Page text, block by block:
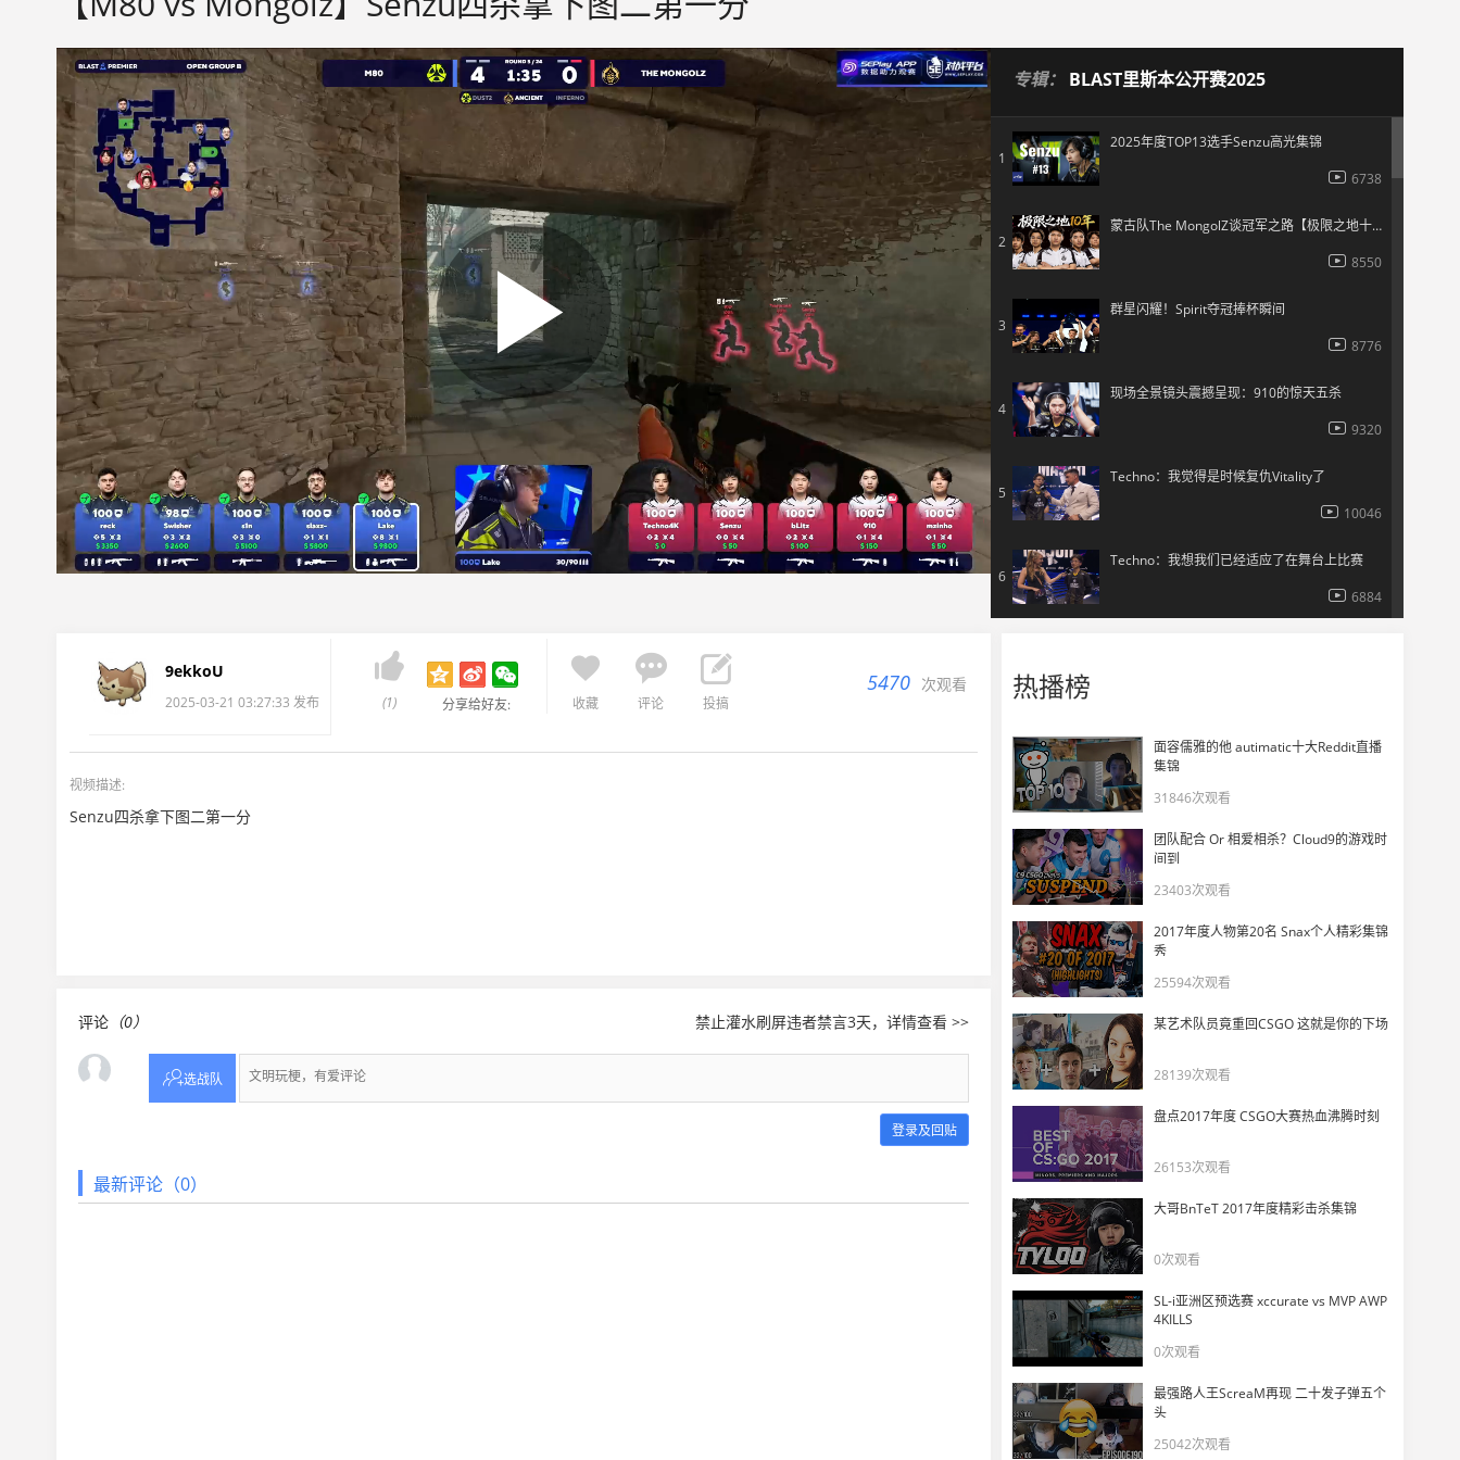
专辑： BLAST里斯本公开赛2025
1
2025年度TOP13选手Senzu高光集锦
6738
2
蒙古队The MongolZ谈冠军之路【极限之地十年】
8550
3
群星闪耀！Spirit夺冠捧杯瞬间
8776
4
现场全景镜头震撼呈现：910的惊天五杀
9320
5
Techno：我觉得是时候复仇Vitality了
10046
6
Techno：我想我们已经适应了在舞台上比赛
6884
259看Vitality图一轻松血虐MongolZ
4235
玩机器看MongolZ战胜Liquid赛后数据
7014
6120
玩机器看mzinho五杀Faze五个头！
senzu把包当诱饵弹使
莱昂凯谈Techno视力有问题 可能要被下放换人！
9ekkoU
2025-03-21 03:27:33 发布

(1) 分享给好友:

收藏

评论

投搞
5470 次观看
视频描述:
Senzu四杀拿下图二第一分
禁止灌水刷屏违者禁言3天，详情查看 >>
评论 （0）
选战队
登录及回贴
最新评论（0）
热播榜
面容儒雅的他 autimatic十大Reddit直播
集锦
31846次观看
团队配合 Or 相爱相杀？Cloud9的游戏时
间到
23403次观看
2017年度人物第20名 Snax个人精彩集锦
秀
25594次观看
某艺术队员竟重回CSGO 这就是你的下场
28139次观看
盘点2017年度 CSGO大赛热血沸腾时刻
26153次观看
大哥BnTeT 2017年度精彩击杀集锦
0次观看
SL-i亚洲区预选赛 xccurate vs MVP AWP
4KILLS
0次观看
最强路人王ScreaM再现 二十发子弹五个
头
25042次观看